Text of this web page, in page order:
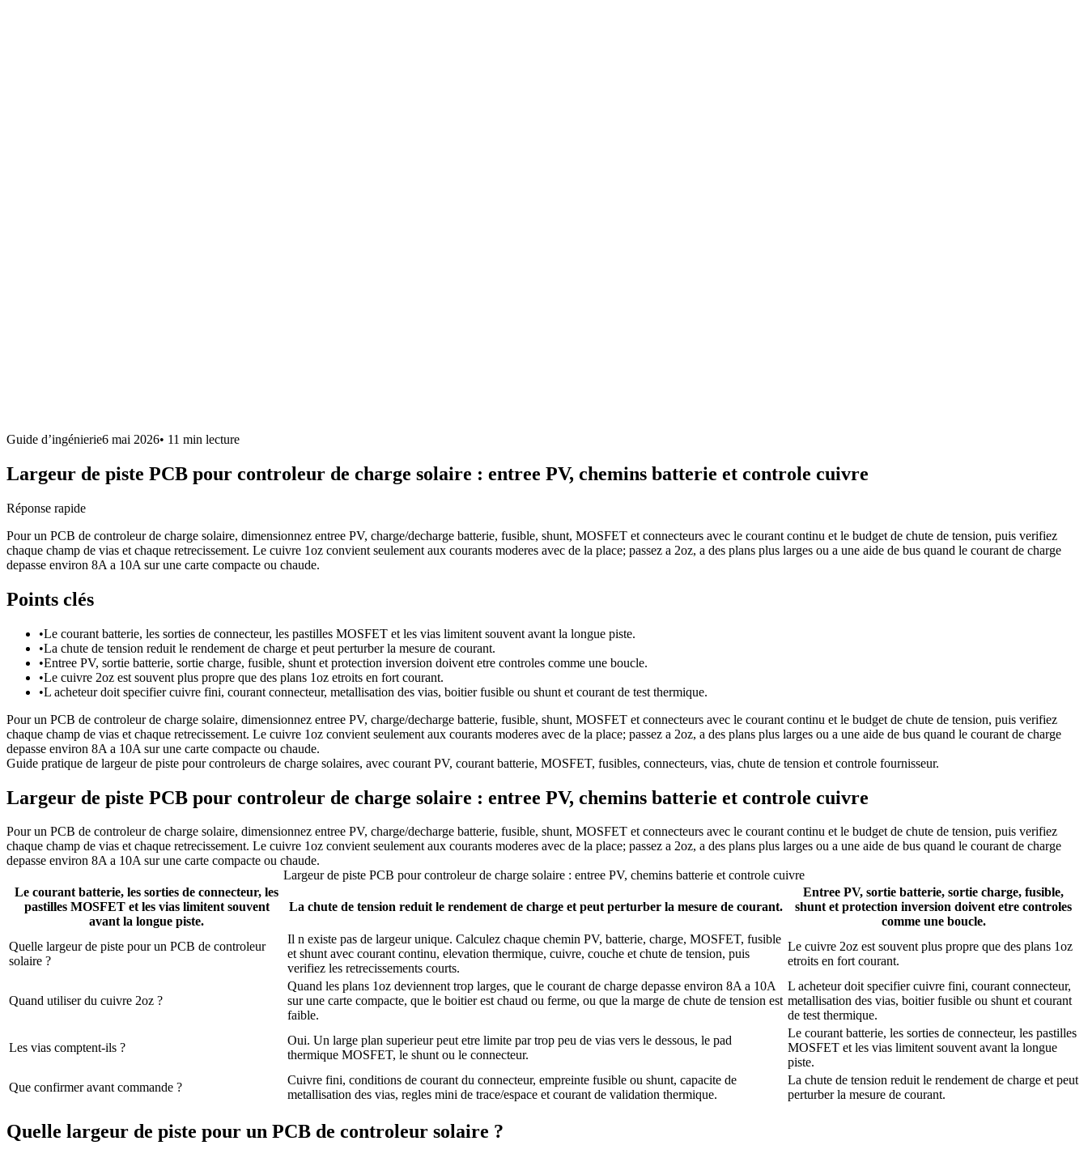
Guide d’ingénierie6 mai 2026• 11 min lecture
Largeur de piste PCB pour controleur de charge solaire : entree PV, chemins batterie et controle cuivre
Réponse rapide
Pour un PCB de controleur de charge solaire, dimensionnez entree PV, charge/decharge batterie, fusible, shunt, MOSFET et connecteurs avec le courant continu et le budget de chute de tension, puis verifiez
chaque champ de vias et chaque retrecissement. Le cuivre 1oz convient seulement aux courants moderes avec de la place; passez a 2oz, a des plans plus larges ou a une aide de bus quand le courant de charge
depasse environ 8A a 10A sur une carte compacte ou chaude.
Points clés
•Le courant batterie, les sorties de connecteur, les pastilles MOSFET et les vias limitent souvent avant la longue piste.
•La chute de tension reduit le rendement de charge et peut perturber la mesure de courant.
•Entree PV, sortie batterie, sortie charge, fusible, shunt et protection inversion doivent etre controles comme une boucle.
•Le cuivre 2oz est souvent plus propre que des plans 1oz etroits en fort courant.
•L acheteur doit specifier cuivre fini, courant connecteur, metallisation des vias, boitier fusible ou shunt et courant de test thermique.
Pour un PCB de controleur de charge solaire, dimensionnez entree PV, charge/decharge batterie, fusible, shunt, MOSFET et connecteurs avec le courant continu et le budget de chute de tension, puis verifiez
chaque champ de vias et chaque retrecissement. Le cuivre 1oz convient seulement aux courants moderes avec de la place; passez a 2oz, a des plans plus larges ou a une aide de bus quand le courant de charge
depasse environ 8A a 10A sur une carte compacte ou chaude.
Guide pratique de largeur de piste pour controleurs de charge solaires, avec courant PV, courant batterie, MOSFET, fusibles, connecteurs, vias, chute de tension et controle fournisseur.
Largeur de piste PCB pour controleur de charge solaire : entree PV, chemins batterie et controle cuivre
Pour un PCB de controleur de charge solaire, dimensionnez entree PV, charge/decharge batterie, fusible, shunt, MOSFET et connecteurs avec le courant continu et le budget de chute de tension, puis verifiez
chaque champ de vias et chaque retrecissement. Le cuivre 1oz convient seulement aux courants moderes avec de la place; passez a 2oz, a des plans plus larges ou a une aide de bus quand le courant de charge
depasse environ 8A a 10A sur une carte compacte ou chaude.
Largeur de piste PCB pour controleur de charge solaire : entree PV, chemins batterie et controle cuivre
Le courant batterie, les sorties de connecteur, les
pastilles MOSFET et les vias limitent souvent
avant la longue piste.
La chute de tension reduit le rendement de charge et peut perturber la mesure de courant.
Entree PV, sortie batterie, sortie charge, fusible,
shunt et protection inversion doivent etre controles
comme une boucle.
Quelle largeur de piste pour un PCB de controleur
solaire ?
Il n existe pas de largeur unique. Calculez chaque chemin PV, batterie, charge, MOSFET, fusible
et shunt avec courant continu, elevation thermique, cuivre, couche et chute de tension, puis
verifiez les retrecissements courts.
Le cuivre 2oz est souvent plus propre que des plans 1oz
etroits en fort courant.
Quand utiliser du cuivre 2oz ?
Quand les plans 1oz deviennent trop larges, que le courant de charge depasse environ 8A a 10A
sur une carte compacte, que le boitier est chaud ou ferme, ou que la marge de chute de tension est
faible.
L acheteur doit specifier cuivre fini, courant connecteur,
metallisation des vias, boitier fusible ou shunt et courant
de test thermique.
Les vias comptent-ils ?
Oui. Un large plan superieur peut etre limite par trop peu de vias vers le dessous, le pad
thermique MOSFET, le shunt ou le connecteur.
Le courant batterie, les sorties de connecteur, les pastilles
MOSFET et les vias limitent souvent avant la longue
piste.
Que confirmer avant commande ?
Cuivre fini, conditions de courant du connecteur, empreinte fusible ou shunt, capacite de
metallisation des vias, regles mini de trace/espace et courant de validation thermique.
La chute de tension reduit le rendement de charge et peut
perturber la mesure de courant.
Quelle largeur de piste pour un PCB de controleur solaire ?